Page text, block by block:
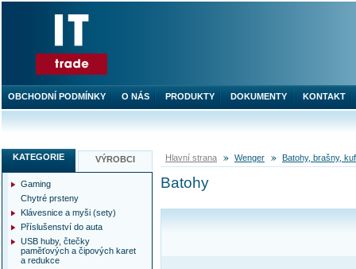
Hlavní strana Wenger Batohy, brašny,
Batohy
KATEGORIE VÝROBCI
Gaming
Chytré prsteny
Klávesnice a myši (sety)
Příslušenství do auta
USB huby, čtečky
paměťových a čipových karet
a redukce
OBCHODNÍ PODMÍNKY O NÁS PRODUKTY DOKUMENTY KONTAKT